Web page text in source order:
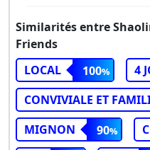
Similarités entre
Friends
LOCAL
100 4
CONVIVIALE ET
MIGNON
90